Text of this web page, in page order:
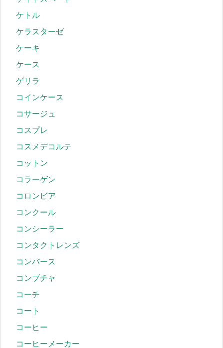
ケトル
ケラスターゼ
ケーキ
ケース
ゲリラ
コインケース
コサージュ
コスプレ
コスメデコルテ
コットン
コラーゲン
コロンビア
コンクール
コンシーラー
コンタクトレンズ
コンバース
コンブチャ
コーチ
コート
コーヒー
コーヒーメーカー